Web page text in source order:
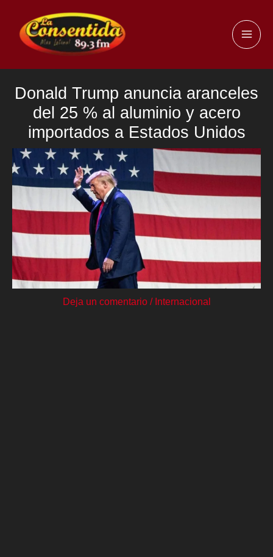
contenido
Donald Trump anuncia aranceles
del 25 % al aluminio y acero
importados a Estados Unidos
Deja un comentario / Internacional